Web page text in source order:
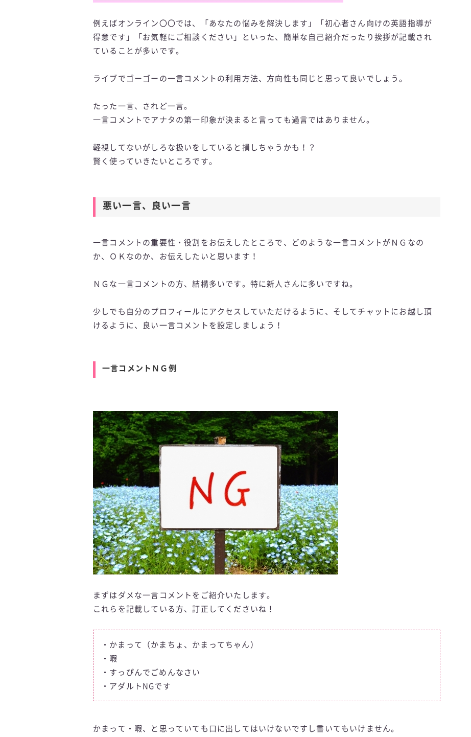
例えばオンライン〇〇では、「あなたの悩みを解決します」「初心者さん向けの英語指導が
得意です」「お気軽にご相談ください」といった、簡単な自己紹介だったり挨拶が記載され
ていることが多いです。
ライブでゴーゴーの一言コメントの利用方法、方向性も同じと思って良いでしょう。
たった一言、されど一言。
一言コメントでアナタの第一印象が決まると言っても過言ではありません。
軽視してないがしろな扱いをしていると損しちゃうかも！？
賢く使っていきたいところです。
悪い一言、良い一言
一言コメントの重要性・役割をお伝えしたところで、どのような一言コメントがＮＧなの
か、ＯＫなのか、お伝えしたいと思います！
ＮＧな一言コメントの方、結構多いです。特に新人さんに多いですね。
少しでも自分のプロフィールにアクセスしていただけるように、そしてチャットにお越し頂
けるように、良い一言コメントを設定しましょう！
一言コメントＮＧ例
まずはダメな一言コメントをご紹介いたします。
これらを記載している方、訂正してくださいね！
・かまって（かまちょ、かまってちゃん）
・暇
・すっぴんでごめんなさい
・アダルトNGです
かまって・暇、と思っていても口に出してはいけないですし書いてもいけません。